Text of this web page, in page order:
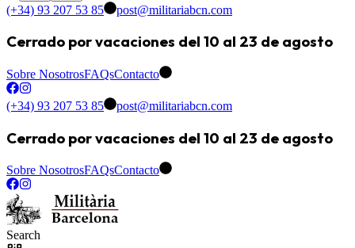
(+34) 93 207 53 85 post@militariabcn.com
Cerrado por vacaciones del 10 al 23 de agosto
Sobre NosotrosFAQsContacto
(+34) 93 207 53 85 post@militariabcn.com
Cerrado por vacaciones del 10 al 23 de agosto
Sobre NosotrosFAQsContacto
Search